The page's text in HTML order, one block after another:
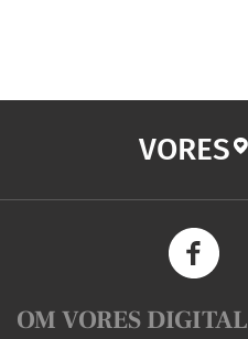
VORES
OM VORES DIGITAL